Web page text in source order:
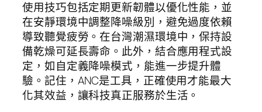
使用技巧包括定期更新韌體以優化性能，並
在安靜環境中調整降噪級別，避免過度依賴
導致聽覺疲勞。在台灣潮濕環境中，保持設
備乾燥可延長壽命。此外，結合應用程式設
定，如自定義降噪模式，能進一步提升體
驗。記住，ANC是工具，正確使用才能最大
化其效益，讓科技真正服務於生活。